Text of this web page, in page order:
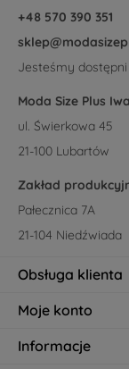
+48 570 390 351
Jesteśmy dostępni
Moda Size Plus
ul. Świerkowa 45
21-100 Lubartów
Zakład
Pałecznica 7A
21-104 Niedźwiada
Obsługa klienta
Moje konto
Informacje